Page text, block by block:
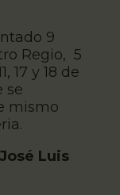
9
Regio, 5
17 y 18 de
se
mismo
José Luis